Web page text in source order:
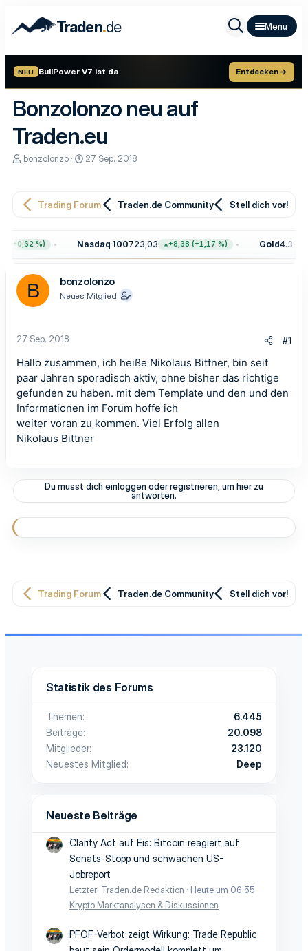
Traden.de
NEU BullPower V7 ist da Entdecken →
Bonzolonzo neu auf
Traden.eu
E
e
r
bonzolonzo
E
e
a
m
27 Sep. 2018
Trading Forum Traden.de Community Stell dich vor!
(+0,62 %) Nasdaq 100723,03 +8,38 (+1,17 %) Gold
B bonzolonzo
Neues Mitglied
27 Sep. 2018 #1
Hallo zusammen, ich heiße Nikolaus Bittner, bin seit
paar Jahren sporadisch aktiv, ohne bisher das richtige
gefunden zu haben. mit dem Template und den und den
Informationen im Forum hoffe ich
weiter voran zu kommen. Viel Erfolg allen
Nikolaus Bittner
Du musst dich einloggen oder registrieren, um hier zu
antworten.
Trading Forum Traden.de Community Stell dich vor!
Statistik des Forums
Themen
6.445
Beiträge
20.098
Mitglieder
23.120
Neuestes Mitglied
Deep
Neueste Beiträge
Clarity Act auf Eis: Bitcoin reagiert auf
Senats-Stopp und schwachen US-
Jobreport
Letzter: Traden.de Redaktion
Heute um 06:55
Krypto Marktanalysen & Diskussionen
PFOF-Verbot zeigt Wirkung: Trade Republic